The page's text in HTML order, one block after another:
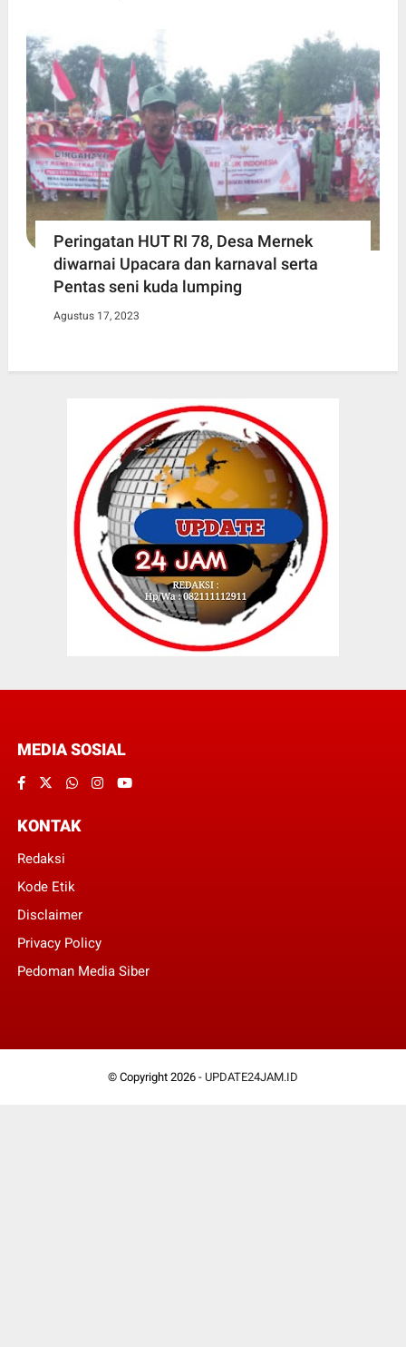
Peringatan HUT RI 78, Desa Mernek
diwarnai Upacara dan karnaval serta
Pentas seni kuda lumping
Agustus 17, 2023
MEDIA SOSIAL
KONTAK
Redaksi
Kode Etik
Disclaimer
Privacy Policy
Pedoman Media Siber
© Copyright 2026 - UPDATE24JAM.ID